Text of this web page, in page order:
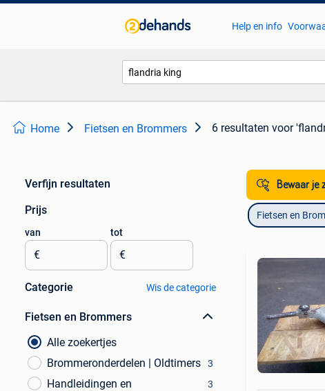
Help en info
Home Fietsen en Brommers 6 resultaten voor
Verfijn resultaten
Prijs
van
€
tot
€
Categorie Wis de categorie
Fietsen en Brommers
Alle zoekertjes
Brommeronderdelen | Oldtimers
3
Handleidingen en
3
Bewaar je
Fietsen en